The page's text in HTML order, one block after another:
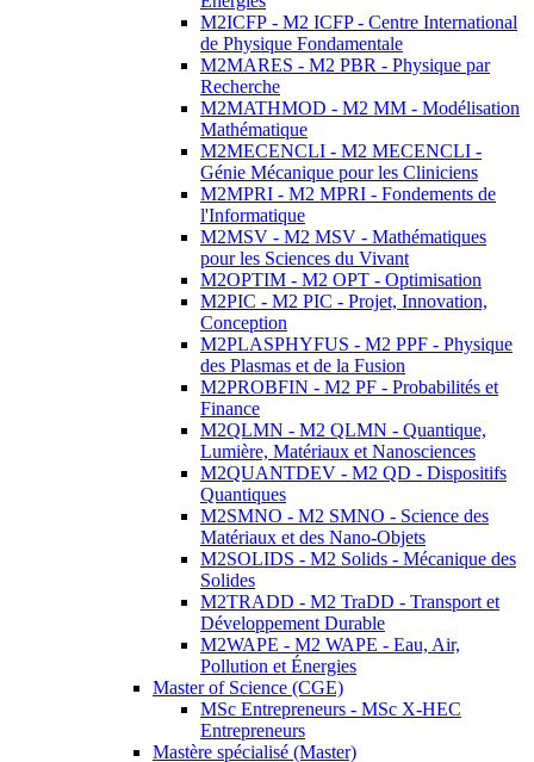
M2ICFP - M2 ICFP - Centre International
de Physique Fondamentale
M2MARES - M2 PBR - Physique par
Recherche
M2MATHMOD - M2 MM - Modélisation
Mathématique
M2MECENCLI - M2 MECENCLI -
Génie Mécanique pour les Cliniciens
M2MPRI - M2 MPRI - Fondements de
l'Informatique
M2MSV - M2 MSV - Mathématiques
pour les Sciences du Vivant
M2OPTIM - M2 OPT - Optimisation
M2PIC - M2 PIC - Projet, Innovation,
Conception
M2PLASPHYFUS - M2 PPF - Physique
des Plasmas et de la Fusion
M2PROBFIN - M2 PF - Probabilités et
Finance
M2QLMN - M2 QLMN - Quantique,
Lumière, Matériaux et Nanosciences
M2QUANTDEV - M2 QD - Dispositifs
Quantiques
M2SMNO - M2 SMNO - Science des
Matériaux et des Nano-Objets
M2SOLIDS - M2 Solids - Mécanique des
Solides
M2TRADD - M2 TraDD - Transport et
Développement Durable
M2WAPE - M2 WAPE - Eau, Air,
Pollution et Énergies
Master of Science (CGE)
MSc Entrepreneurs - MSc X-HEC
Entrepreneurs
Mastère spécialisé (Master)